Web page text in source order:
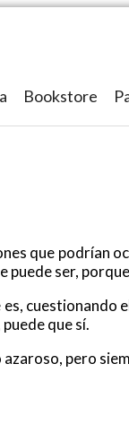
Bookstore
que podrían
ser,
cuestionando
que sí.
pero